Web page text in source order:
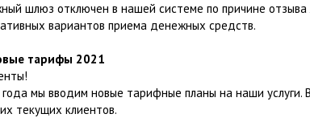
шлюз отключен в нашей системе по причине
вариантов приема денежных средств.
тарифы 2021
мы вводим новые тарифные планы на наши
текущих клиентов.